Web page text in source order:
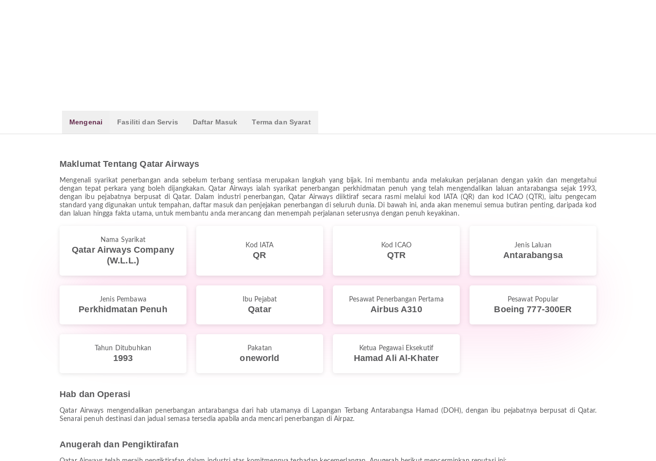
Mengenai Fasiliti dan Servis Daftar Masuk Terma dan Syarat
Maklumat Tentang Qatar Airways
Mengenali syarikat penerbangan anda sebelum terbang sentiasa merupakan langkah yang bijak. Ini membantu anda melakukan perjalanan dengan yakin dan mengetahui
dengan tepat perkara yang boleh dijangkakan. Qatar Airways ialah syarikat penerbangan perkhidmatan penuh yang telah mengendalikan laluan antarabangsa sejak 1993,
dengan ibu pejabatnya berpusat di Qatar. Dalam industri penerbangan, Qatar Airways diiktiraf secara rasmi melalui kod IATA (QR) dan kod ICAO (QTR), iaitu pengecam
standard yang digunakan untuk tempahan, daftar masuk dan penjejakan penerbangan di seluruh dunia. Di bawah ini, anda akan menemui semua butiran penting, daripada kod
dan laluan hingga fakta utama, untuk membantu anda merancang dan menempah perjalanan seterusnya dengan penuh keyakinan.
Nama Syarikat
Qatar Airways Company
(W.L.L.)
Kod IATA
QR
Kod ICAO
QTR
Jenis Laluan
Antarabangsa
Jenis Pembawa
Perkhidmatan Penuh
Ibu Pejabat
Qatar
Pesawat Penerbangan Pertama
Airbus A310
Pesawat Popular
Boeing 777-300ER
Tahun Ditubuhkan
1993
Pakatan
oneworld
Ketua Pegawai Eksekutif
Hamad Ali Al-Khater
Hab dan Operasi
Qatar Airways mengendalikan penerbangan antarabangsa dari hab utamanya di Lapangan Terbang Antarabangsa Hamad (DOH), dengan ibu pejabatnya berpusat di Qatar.
Senarai penuh destinasi dan jadual semasa tersedia apabila anda mencari penerbangan di Airpaz.
Anugerah dan Pengiktirafan